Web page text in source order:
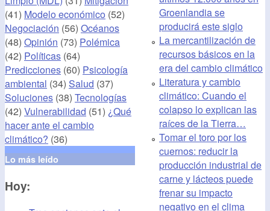
(41) Modelo económico (52)
Negociación (56) Océanos
(48) Opinión (73) Polémica
(42) Políticas (64)
Predicciones (60) Psicología
ambiental (34) Salud (37)
Soluciones (38) Tecnologías
(42) Vulnerabilidad (51) ¿Qué
hacer ante el cambio
climático? (36)
Lo más leído
Hoy:
Groenlandia se
producirá este siglo
La mercantilización de
recursos básicos en la
era del cambio climático
Literatura y cambio
climático: Cuando el
colapso lo explican las
raíces de la Tierra…
Tomar el toro por los
cuernos: reducir la
producción industrial de
carne y lácteos puede
frenar su impacto
negativo en el clima